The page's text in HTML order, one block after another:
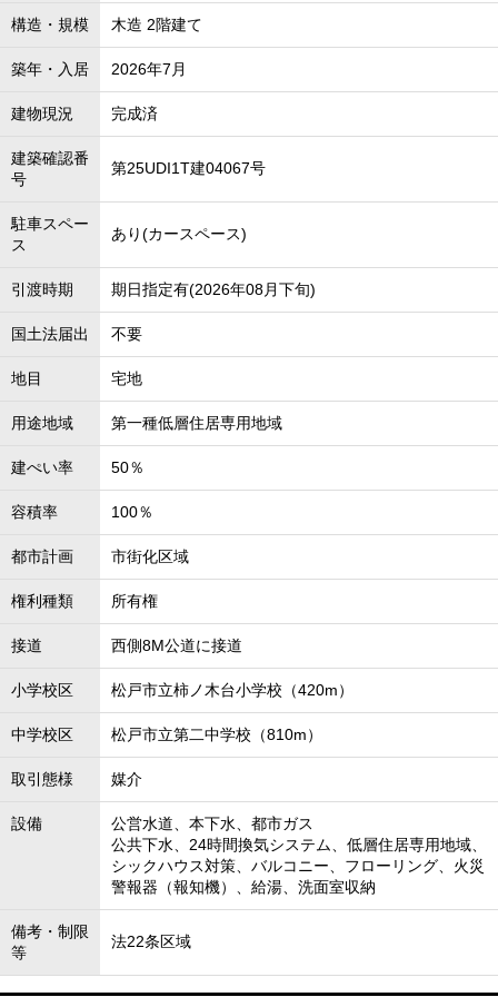
構造・規模 木造 2階建て
築年・入居 2026年7月
建物現況 完成済
建築確認番
号
第25UDI1T建04067号
駐車スペー
ス
あり(カースペース)
引渡時期 期日指定有(2026年08月下旬)
国土法届出 不要
地目 宅地
用途地域 第一種低層住居専用地域
建ぺい率 50％
容積率 100％
都市計画 市街化区域
権利種類 所有権
接道 西側8M公道に接道
小学校区 松戸市立柿ノ木台小学校（420m）
中学校区 松戸市立第二中学校（810m）
取引態様 媒介
設備
公営水道、本下水、都市ガス
公共下水、24時間換気システム、低層住居専用地域、
シックハウス対策、バルコニー、フローリング、火災
警報器（報知機）、給湯、洗面室収納
備考・制限
等
法22条区域